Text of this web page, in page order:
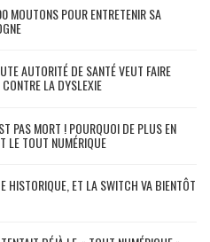
MOUTONS POUR ENTRETENIR SA
AUTORITÉ DE SANTÉ VEUT FAIRE
LA DYSLEXIE
PAS MORT ! POURQUOI DE PLUS EN
LE TOUT NUMÉRIQUE
HISTORIQUE, ET LA SWITCH VA BIENTÔT